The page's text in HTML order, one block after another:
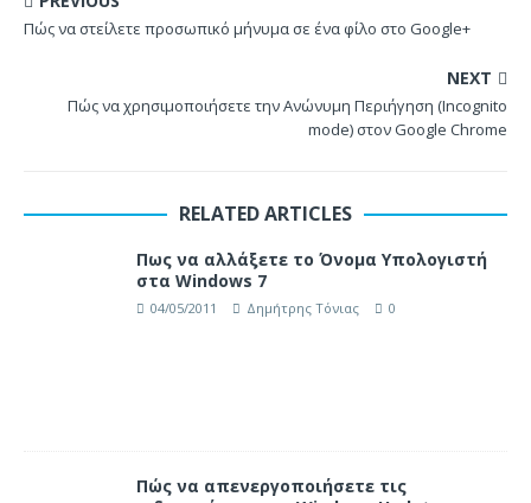
Πώς να στείλετε προσωπικό μήνυμα σε ένα φίλο στο Google+
NEXT
Πώς να χρησιμοποιήσετε την Ανώνυμη Περιήγηση (Incognito
mode) στον Google Chrome
RELATED ARTICLES
Πως να αλλάξετε το Όνομα Υπολογιστή
στα Windows 7
04/05/2011 Δημήτρης Τόνιας 0
Πώς να απενεργοποιήσετε τις